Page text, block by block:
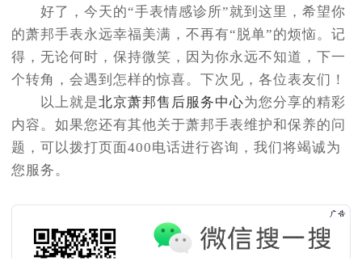
好了，今天的“手表情感诊所”就到这里，希望你
的萧邦手表永远幸福美满，不再有“脱单”的烦恼。记
得，无论何时，保持微笑，因为你永远不知道，下一
个转角，会遇到怎样的惊喜。下次见，各位表友们！
以上就是北京萧邦售后服务中心为您分享的精彩
内容。如果您还有其他关于萧邦手表维护和保养的问
题，可以拨打页面400电话进行咨询，我们将竭诚为
您服务。